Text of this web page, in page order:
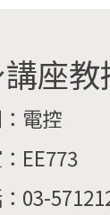
座
電控
EE773
03-